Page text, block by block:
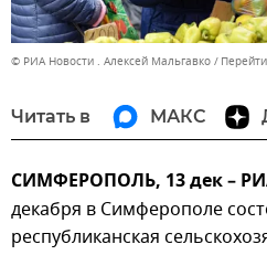
© РИА Новости . Алексей Мальгавко
Читать в МАКС
СИМФЕРОПОЛЬ, 13 дек –
декабря в Симферополе
республиканская